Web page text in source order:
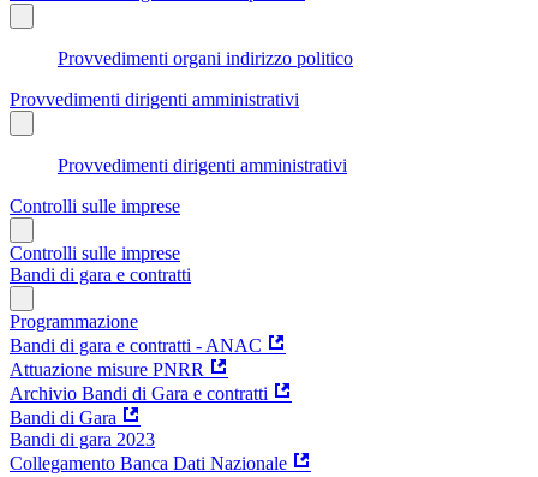
Provvedimenti organi indirizzo politico
Provvedimenti dirigenti amministrativi
Provvedimenti dirigenti amministrativi
Controlli sulle imprese
Controlli sulle imprese
Bandi di gara e contratti
Programmazione
Bandi di gara e contratti - ANAC
Attuazione misure PNRR
Archivio Bandi di Gara e contratti
Bandi di Gara
Bandi di gara 2023
Collegamento Banca Dati Nazionale